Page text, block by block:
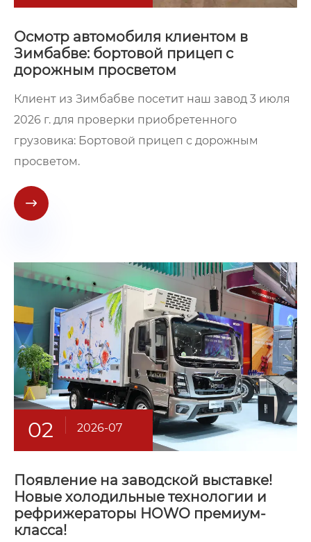
Осмотр автомобиля клиентом в
Зимбабве: бортовой прицеп с
дорожным просветом
Клиент из Зимбабве посетит наш завод 3 июля
2026 г. для проверки приобретенного
грузовика: Бортовой прицеп с дорожным
просветом.

02 2026-07
Появление на заводской выставке!
Новые холодильные технологии и
рефрижераторы HOWO премиум-
класса!